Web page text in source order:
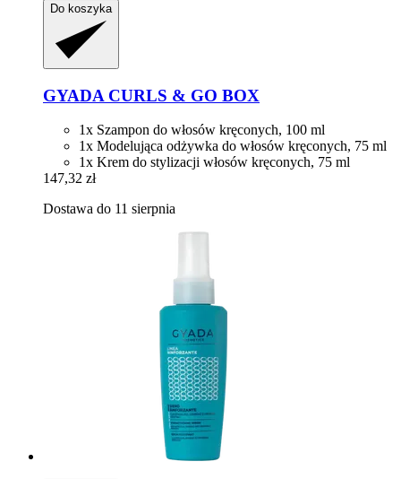
Do koszyka
GYADA CURLS & GO BOX
1x Szampon do włosów kręconych, 100 ml
1x Modelująca odżywka do włosów kręconych, 75 ml
1x Krem do stylizacji włosów kręconych, 75 ml
147,32 zł
Dostawa do 11 sierpnia